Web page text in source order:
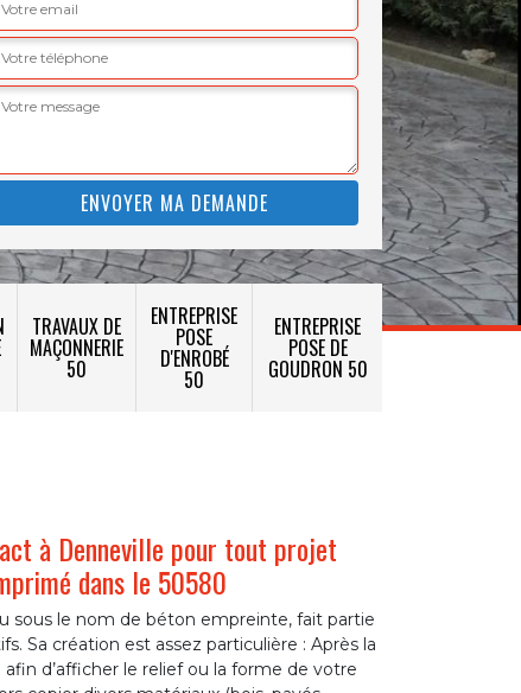
TRAVAUX DE
MAÇONNERIE
50
ENTREPRISE
POSE
D'ENROBÉ
50
ENTREPRISE
POSE DE
GOUDRON 50
à Denneville pour tout projet
dans le 50580
sous le nom de béton empreinte, fait partie
Sa création est assez particulière : Après la
d’afficher le relief ou la forme de votre